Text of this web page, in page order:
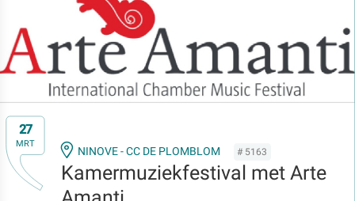
27
MRT
NINOVE - CC DE PLOMBLOM # 5163
Kamermuziekfestival met Arte